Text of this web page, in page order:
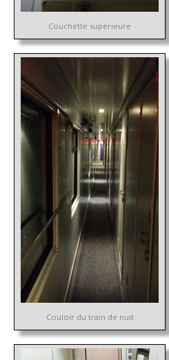
Couchette supérieure
Couloir du train de nuit